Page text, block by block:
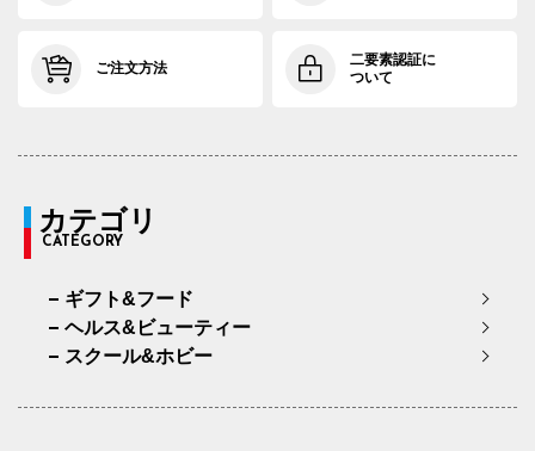
ご注文方法
二要素認証に
ついて
カテゴリ
CATEGORY
ギフト&フード
ヘルス&ビューティー
スクール&ホビー